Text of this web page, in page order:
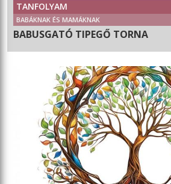
TANFOLYAM
BABÁKNAK ÉS MAMÁKNAK
BABUSGATÓ TIPEGŐ TORNA